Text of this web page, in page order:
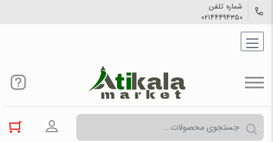
شماره تلفن
۰۲۱۴۴۴۹۴۳۵۰
ورود به